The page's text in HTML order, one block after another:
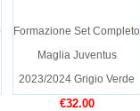
Formazione Set Completo
Maglia Juventus
2023/2024 Grigio Verde
€32.00